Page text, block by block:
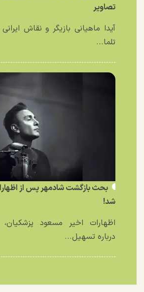
تصاویر
آیدا ماهیانی بازیگر و نقاش
تلما...
بحث بازگشت شادمهر پس از
شد!
اظهارات اخیر مسعود
درباره تسهیل...